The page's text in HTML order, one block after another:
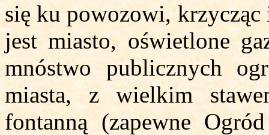
się ku powozowi, krzycząc
jest miasto, oświetlone
mnóstwo publicznych
miasta, z wielkim
fontanną (zapewne